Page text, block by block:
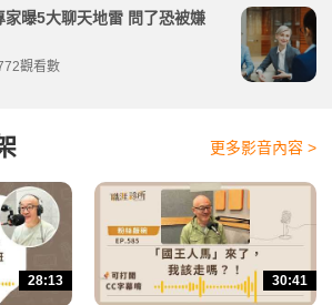
家曝5大聊天地雷 問了恐被嫌
觀看數
更多影音內容 >
28:13 30:41